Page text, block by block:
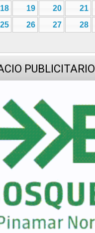
18 19 20 21
25 26 27 28
PUBLICITARIO